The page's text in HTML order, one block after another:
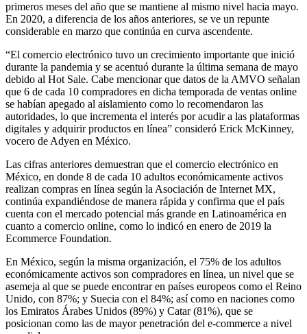
primeros meses del año que se mantiene al mismo nivel hacia mayo.
En 2020, a diferencia de los años anteriores, se ve un repunte
considerable en marzo que continúa en curva ascendente.
“El comercio electrónico tuvo un crecimiento importante que inició
durante la pandemia y se acentuó durante la última semana de mayo
debido al Hot Sale. Cabe mencionar que datos de la AMVO señalan
que 6 de cada 10 compradores en dicha temporada de ventas online
se habían apegado al aislamiento como lo recomendaron las
autoridades, lo que incrementa el interés por acudir a las plataformas
digitales y adquirir productos en línea” consideró Erick McKinney,
vocero de Adyen en México.
Las cifras anteriores demuestran que el comercio electrónico en
México, en donde 8 de cada 10 adultos económicamente activos
realizan compras en línea según la Asociación de Internet MX,
continúa expandiéndose de manera rápida y confirma que el país
cuenta con el mercado potencial más grande en Latinoamérica en
cuanto a comercio online, como lo indicó en enero de 2019 la
Ecommerce Foundation.
En México, según la misma organización, el 75% de los adultos
económicamente activos son compradores en línea, un nivel que se
asemeja al que se puede encontrar en países europeos como el Reino
Unido, con 87%; y Suecia con el 84%; así como en naciones como
los Emiratos Árabes Unidos (89%) y Catar (81%), que se
posicionan como las de mayor penetración del e-commerce a nivel